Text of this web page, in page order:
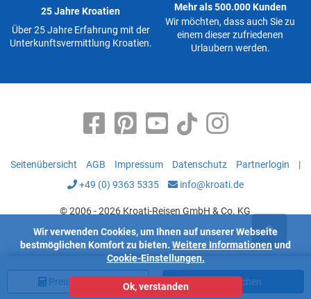
Preis Jetzt buchen
25 Jahre Kroatien
Über 25 Jahre Erfahrung mit der
Unterkunftsvermittlung Kroatien.
Mehr als 500.000 Kunden
Wir möchten, dass auch Sie zu
einem dieser zufriedenen
Urlaubern werden.
Seitenübersicht AGB Impressum Datenschutz Partnerlogin
|
+49 (0) 9363 5335
info@kroati.de
© 2006 - 2026 Kroati-Reisen GmbH & Co. KG
Wir verwenden Cookies, um Ihnen auf unserer Webseite
bestmöglichen Komfort zu bieten. Weitere Informationen und
Cookie-Einstellungen.
Ok, verstanden